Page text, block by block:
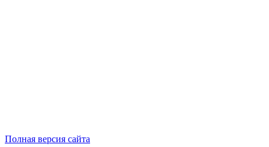
Полная версия сайта